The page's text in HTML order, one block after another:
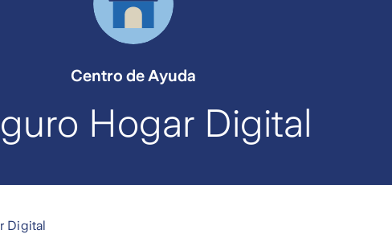
Centro de Ayuda
Hogar Digital
Digital